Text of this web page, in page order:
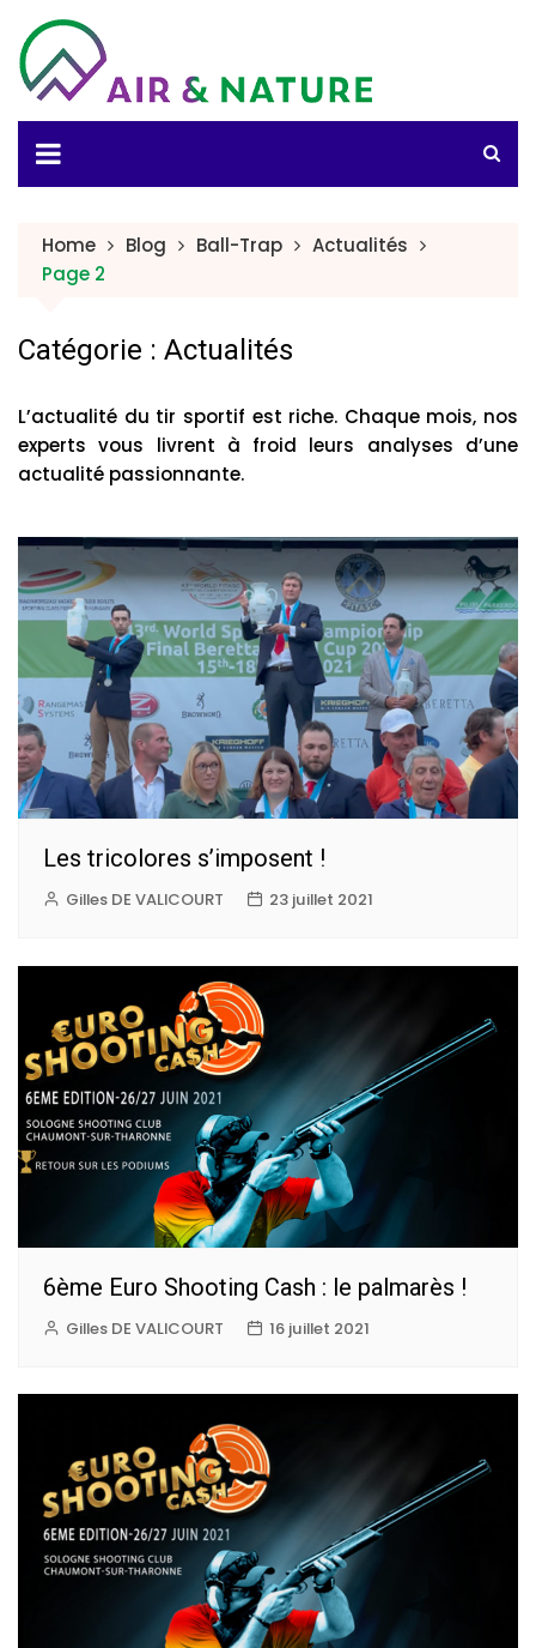
content
Home Blog Ball-Trap
Actualités
Page 2
Catégorie : Actualités
L’actualité du tir sportif est riche. Chaque mois, nos
experts vous livrent à froid leurs analyses d’une
actualité passionnante.
Les tricolores s’imposent !
Gilles DE VALICOURT 23 juillet 2021
6ème Euro Shooting Cash : le palmarès !
Gilles DE VALICOURT 16 juillet 2021